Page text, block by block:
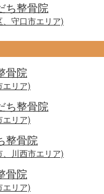
ち整骨院
守口市エリア)
骨院
エリア)
ち整骨院
エリア)
整骨院
川西市エリア)
骨院
エリア)